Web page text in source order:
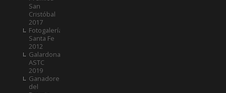
San
Cristóbal
2017
Fotogalería
Santa Fe
2012
Galardonados
ASTC
2019
Ganadores
del